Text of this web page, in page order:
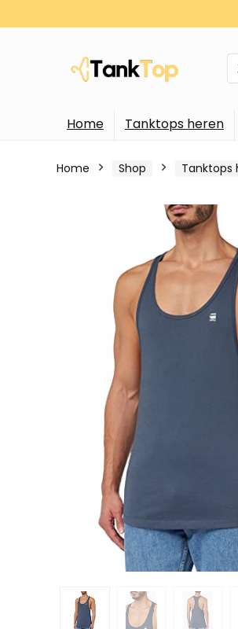
Home Tanktops heren
Home Shop Tanktops